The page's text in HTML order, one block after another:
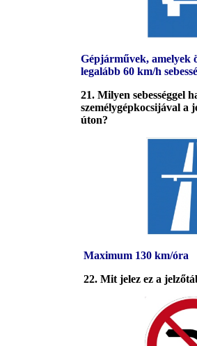
Gépjárművek, amelyek
legalább 60 km/h
21. Milyen sebességgel
személygépkocsijával a
úton?
Maximum 130 km/óra
22. Mit jelez ez a